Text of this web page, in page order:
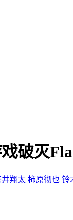
破灭
井翔太 柿原彻也 铃